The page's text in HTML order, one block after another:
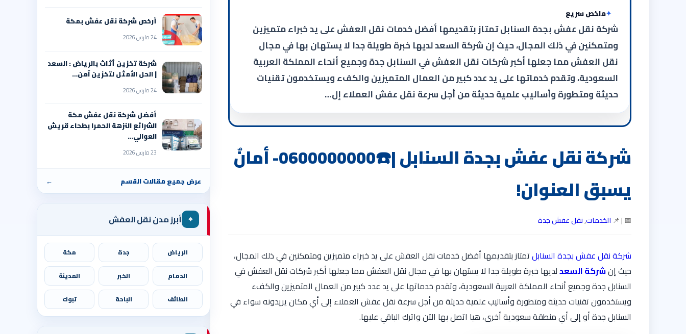
ملخص سريع
شركة نقل عفش بجدة السنابل تمتاز بتقديمها أفضل خدمات نقل العفش على يد خبراء متميزين
ومتمكنين في ذلك المجال، حيث إن شركة السعد لديها خبرة طويلة جدا لا يستهان بها في مجال
نقل العفش مما جعلها أكبر شركات نقل العفش في السنابل جدة وجميع أنحاء المملكة العربية
السعودية، وتقدم خدماتها على يد عدد كبير من العمال المتميزين والكفء ويستخدمون تقنيات
حديثة ومتطورة وأساليب علمية حديثة من أجل سرعة نقل عفش العملاء إل…
شركة نقل عفش بجدة السنابل |☎️0600000000- أمانٌ
يسبق العنوان!
📅 | 📌 الخدمات,نقل عفش جدة
شركة نقل عفش بجدة السنابلتمتاز بتقديمها أفضل خدمات نقل العفش على يد خبراء متميزين ومتمكنين في ذلك المجال،
حيث إنشركة السعدلديها خبرة طويلة جدا لا يستهان بها في مجال نقل العفش مما جعلها أكبر شركات نقل العفش في
السنابل جدة وجميع أنحاء المملكة العربية السعودية، وتقدم خدماتها على يد عدد كبير من العمال المتميزين والكفء
ويستخدمون تقنيات حديثة ومتطورة وأساليب علمية حديثة من أجل سرعة نقل عفش العملاء إلى أي مكان يريدونه سواء في
السنابل جدة أو إلى أي منطقة سعودية أخرى، هيا اتصل بها الآن واترك الباقي عليها.
أرخص شركة نقل عفش بمكة
24 مارس 2026
شركة تخزين أثاث بالرياض : السعد
| الحل الأمثل لتخزين آمن…
24 مارس 2026
أفضل شركة نقل عفش مكة
الشرائع النزهة الحمرا بطحاء قريش
العوالي…
23 مارس 2026
عرض جميع مقالات القسم ←
⌖ أبرز مدن نقل العفش
الرياض جدة مكة
الدمام الخبر المدينة
الطائف الباحة تبوك